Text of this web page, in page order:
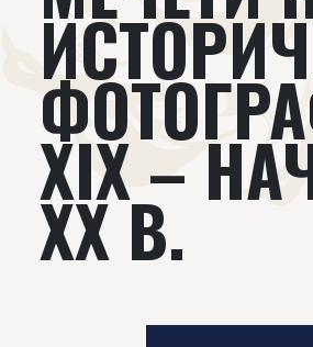
Проекты
Книги
XIX –
ХХ В.